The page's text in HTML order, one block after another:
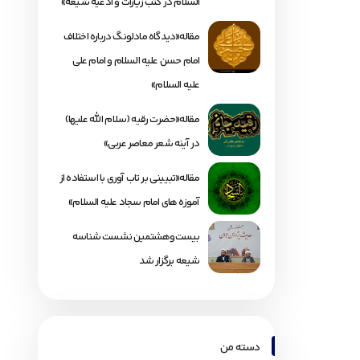
مقاله«دیدگاه مادلونگ درباره اختلاف
امام حسن علیه السلام و امام علی
علیه السلام»
مقاله«حضرت رقیه (سلام الله علیها)
در آینه شعر معاصر عربی»
مقاله«تبیینی بر تاب آوری با استفاده از
آموزه های امام سجاد علیه السلام»
بیست‌وهشتمین نشست شناسه
شیعه برگزار شد
دسته من